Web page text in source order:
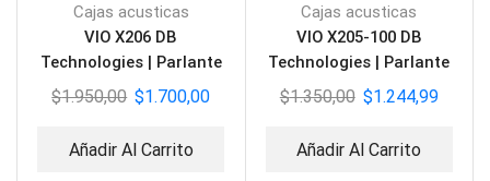
Cajas acusticas
VIO X206 DB
Technologies | Parlante
Activo 2 vías
$1.950,00 $1.700,00
Añadir Al Carrito
Cajas acusticas
VIO X205-100 DB
Technologies | Parlante
Activo 2 vías
$1.350,00 $1.244,99
Añadir Al Carrito